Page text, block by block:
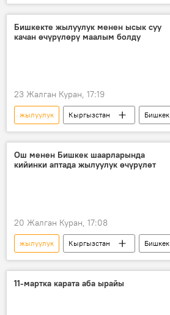
Кыргызстан
жаз
Бишкекте жылуулук менен ысык суу
качан өчүрүлөрү маалым болду
23 Жалган Куран, 17:19
жылуулук Кыргызстан
Бишкек
ЖЭБ
мэрия
Ош менен Бишкек шаарларында
кийинки аптада жылуулук өчүрүлөт
20 Жалган Куран, 17:08
жылуулук Кыргызстан
Бишкек
Ош
мэрия
11-мартка карата аба ырайы